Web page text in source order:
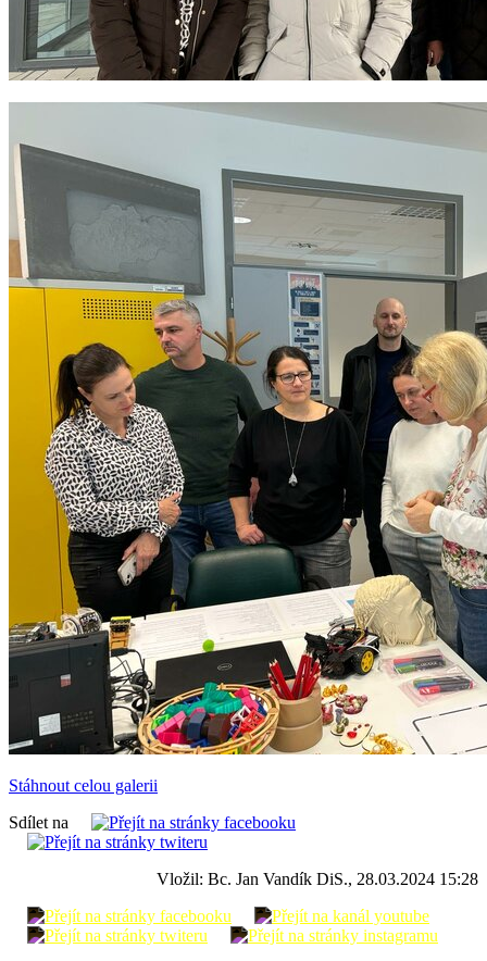
Stáhnout celou galerii
Sdílet na
Vložil: Bc. Jan Vandík DiS., 28.03.2024 15:28